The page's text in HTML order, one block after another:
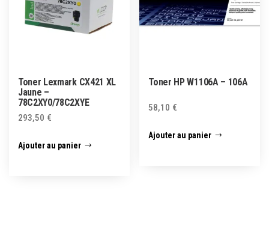
Toner Lexmark CX421 XL
Jaune –
78C2XY0/78C2XYE
293,50 €
Ajouter au panier
Toner HP W1106A – 106A
58,10 €
Ajouter au panier